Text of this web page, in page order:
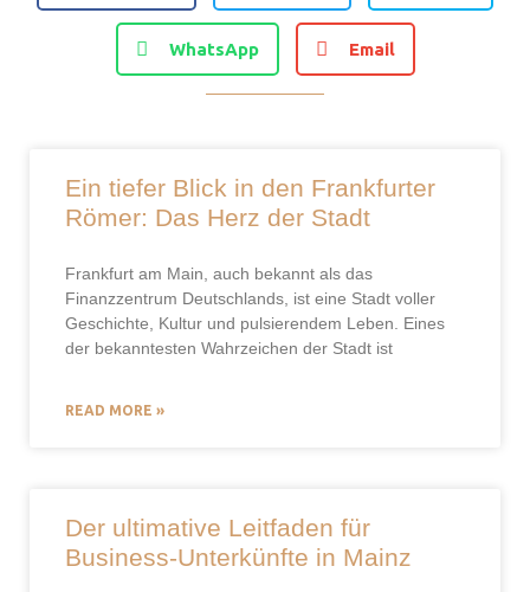
WhatsApp Email
Ein tiefer Blick in den Frankfurter
Römer: Das Herz der Stadt
Frankfurt am Main, auch bekannt als das
Finanzzentrum Deutschlands, ist eine Stadt voller
Geschichte, Kultur und pulsierendem Leben. Eines
der bekanntesten Wahrzeichen der Stadt ist
READ MORE »
Der ultimative Leitfaden für
Business-Unterkünfte in Mainz